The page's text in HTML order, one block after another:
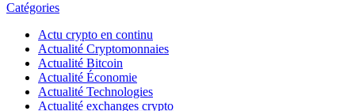
Catégories
Actu crypto en continu
Actualité Cryptomonnaies
Actualité Bitcoin
Actualité Économie
Actualité Technologies
Actualité exchanges crypto